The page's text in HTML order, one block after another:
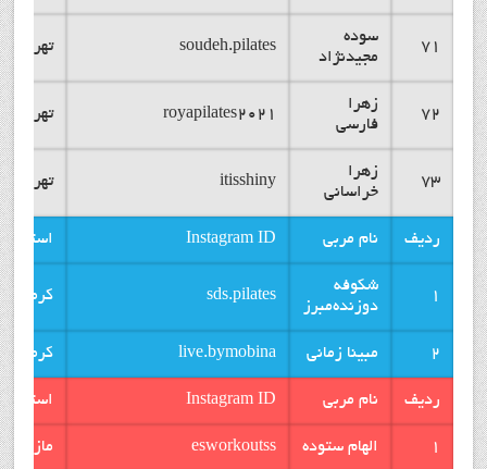
71
سوده
مجیدنژاد
soudeh.pilates تهران
72
زهرا
فارسی
royapilates2021 تهران
73
زهرا
خراسانی
itisshiny تهران
ردیف نام مربی Instagram ID استان
1
شکوفه
دوزنده‌مبرز
sds.pilates کرمان
2 مبینا زمانی live.bymobina کرمان
ردیف نام مربی Instagram ID استان
1 الهام ستوده esworkoutss